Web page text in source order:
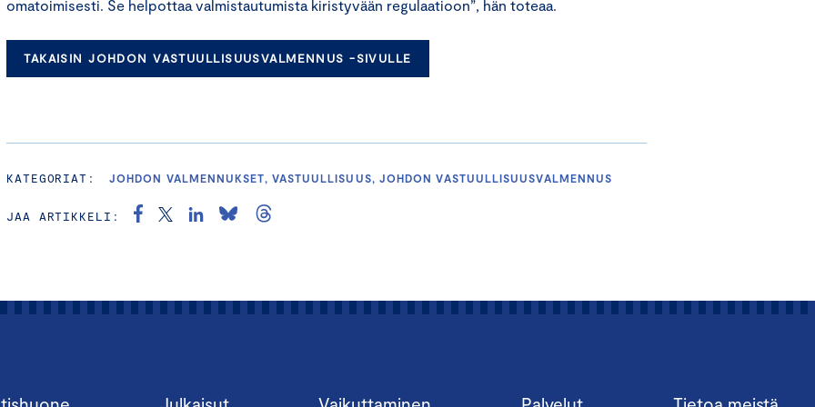
omatoimisesti. Se helpottaa valmistautumista kiristyvään regulaatioon”, hän toteaa.
TAKAISIN JOHDON VASTUULLISUUSVALMENNUS -SIVULLE
KATEGORIAT: JOHDON VALMENNUKSET, VASTUULLISUUS, JOHDON VASTUULLISUUSVALMENNUS
JAA ARTIKKELI: